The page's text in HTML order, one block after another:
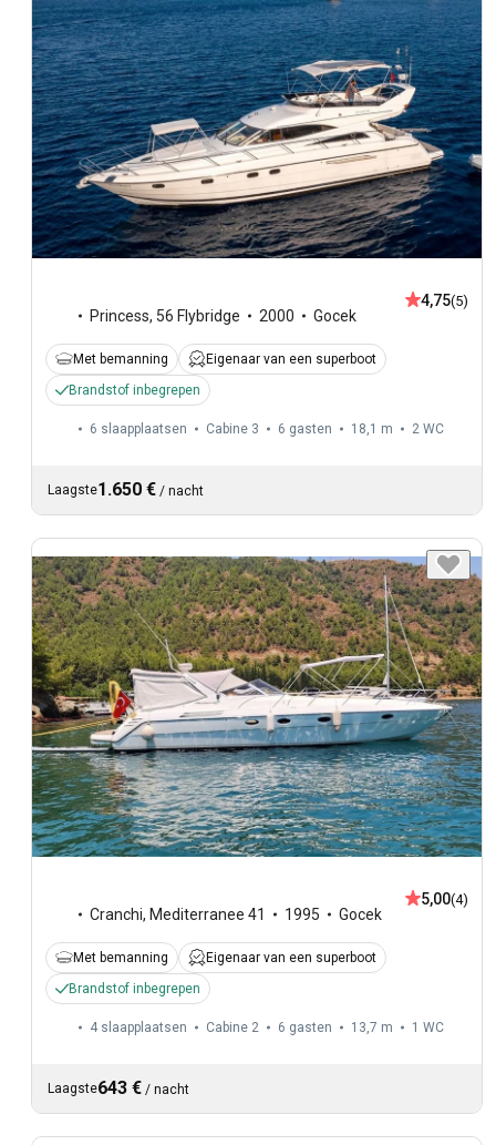
Princess, 56 Flybridge 2000 Gocek
4,75(5)
Met bemanning
Eigenaar van een superboot
Brandstof inbegrepen
6 slaapplaatsen Cabine 3 6 gasten 18,1 m 2 WC
Laagste1.650 € / nacht
Cranchi, Mediterranee 41 1995 Gocek
5,00(4)
Met bemanning
Eigenaar van een superboot
Brandstof inbegrepen
4 slaapplaatsen Cabine 2 6 gasten 13,7 m 1 WC
Laagste643 € / nacht